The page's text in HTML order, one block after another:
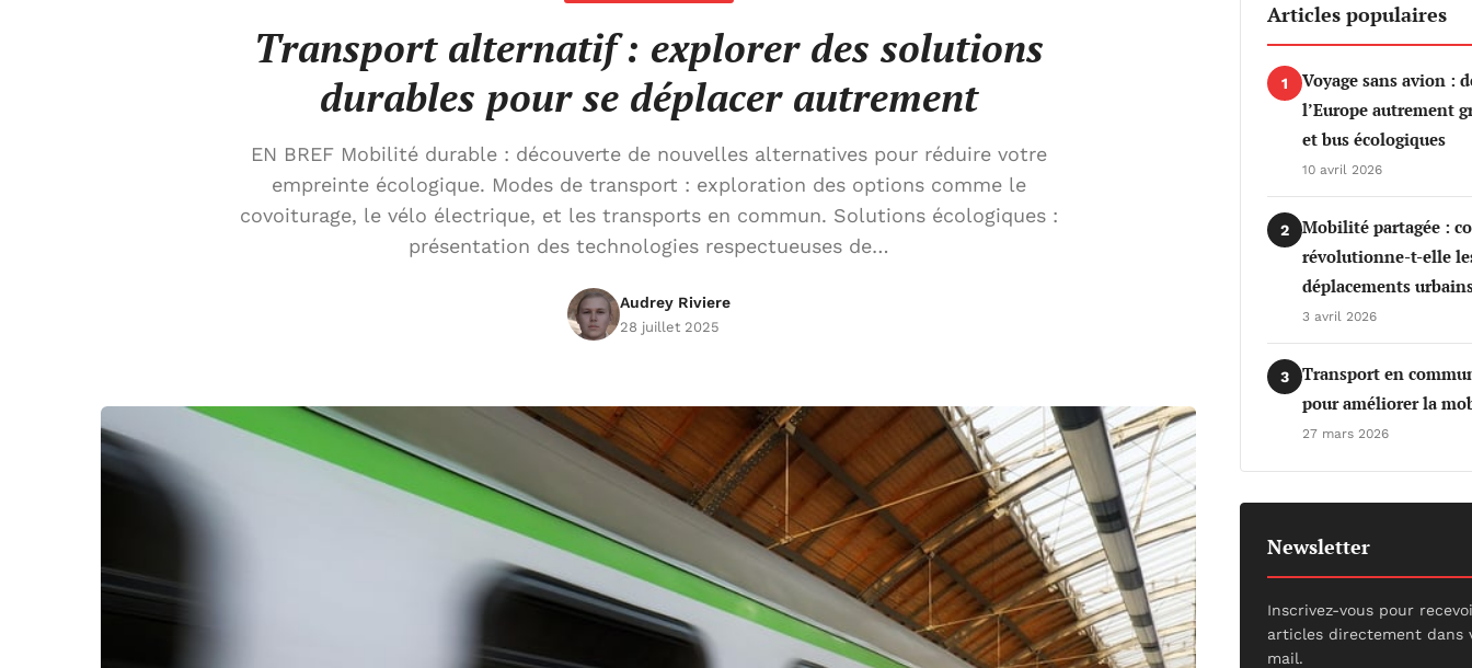
Transport alternatif : explorer des solutions
durables pour se déplacer autrement
EN BREF Mobilité durable : découverte de nouvelles alternatives pour réduire votre
empreinte écologique. Modes de transport : exploration des options comme le
covoiturage, le vélo électrique, et les transports en commun. Solutions écologiques :
présentation des technologies respectueuses de…
Audrey Riviere
28 juillet 2025
Articles populaires
1
Voyage sans avion :
l’Europe autrement
et bus écologiques
10 avril 2026
2
Mobilité partagée :
révolutionne-t-elle
déplacements
3 avril 2026
3
Transport en
pour améliorer la
27 mars 2026
Newsletter
Inscrivez-vous pour
articles directement dans
mail.